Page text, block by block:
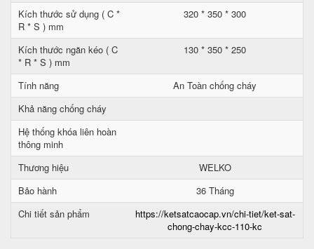
Kích thước sử dụng ( C *
R * S ) mm
320 * 350 * 300
Kích thước ngăn kéo ( C
* R * S ) mm
130 * 350 * 250
Tính năng
An Toàn chống cháy
Khả năng chống cháy
Hệ thống khóa liên hoàn
thông minh
Thương hiệu
WELKO
Bảo hành
36 Tháng
Chi tiết sản phẩm
https://ketsatcaocap.vn/chi-tiet/ket-sat-
chong-chay-kcc-110-kc